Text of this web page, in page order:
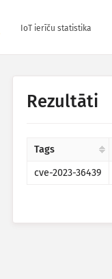
IoT ierīču statistika
Rezultāti
Tags
cve-2023-36439